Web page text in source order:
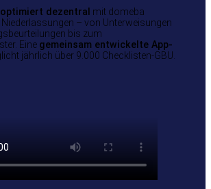
optimiert dezentral mit domeba
– von Unterweisungen
bis zum
Eine gemeinsam entwickelte App-
jährlich über 9.000 Checklisten-GBU.